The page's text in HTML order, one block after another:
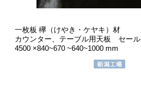
一枚板 欅（けやき・ケヤキ）材
カウンター、テーブル用天板 セール
4500 ×840~670 ~640~1000 mm